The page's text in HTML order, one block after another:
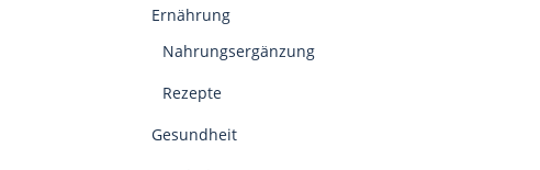
Ernährung
Nahrungsergänzung
Rezepte
Gesundheit